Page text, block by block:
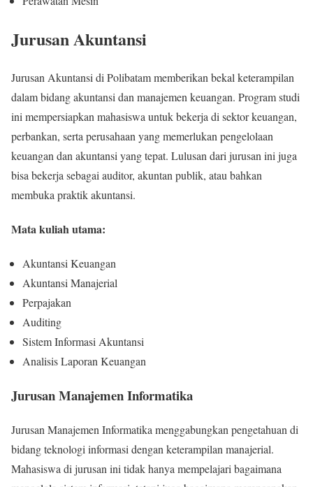
Jurusan Akuntansi
Jurusan Akuntansi di Polibatam memberikan bekal keterampilan
dalam bidang akuntansi dan manajemen keuangan. Program studi
ini mempersiapkan mahasiswa untuk bekerja di sektor keuangan,
perbankan, serta perusahaan yang memerlukan pengelolaan
keuangan dan akuntansi yang tepat. Lulusan dari jurusan ini juga
bisa bekerja sebagai auditor, akuntan publik, atau bahkan
membuka praktik akuntansi.
Mata kuliah utama:
Akuntansi Keuangan
Akuntansi Manajerial
Perpajakan
Auditing
Sistem Informasi Akuntansi
Analisis Laporan Keuangan
Jurusan Manajemen Informatika
Jurusan Manajemen Informatika menggabungkan pengetahuan di
bidang teknologi informasi dengan keterampilan manajerial.
Mahasiswa di jurusan ini tidak hanya mempelajari bagaimana